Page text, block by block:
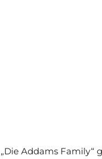
Addams Family“